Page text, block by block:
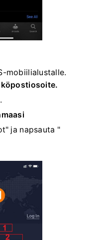
mobiilialustalle.
.
ja napsauta "